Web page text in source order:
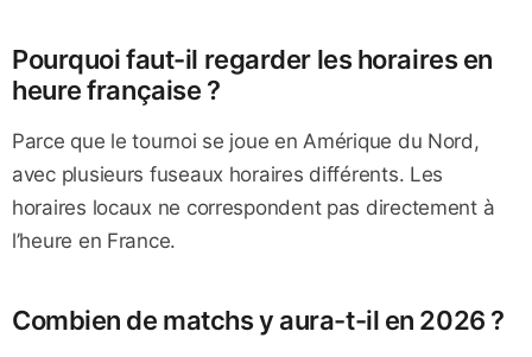
Pourquoi faut-il regarder les horaires en
heure française ?
Parce que le tournoi se joue en Amérique du Nord,
avec plusieurs fuseaux horaires différents. Les
horaires locaux ne correspondent pas directement à
l’heure en France.
Combien de matchs y aura-t-il en 2026 ?